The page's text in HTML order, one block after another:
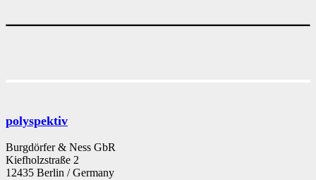
polyspektiv
Burgdörfer & Ness GbR
Kiefholzstraße 2
12435 Berlin / Germany